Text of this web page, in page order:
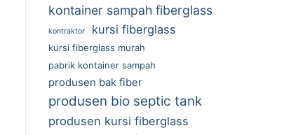
kontainer sampah fiberglass
kontraktor kursi fiberglass
kursi fiberglass murah
pabrik kontainer sampah
produsen bak fiber
produsen bio septic tank
produsen kursi fiberglass